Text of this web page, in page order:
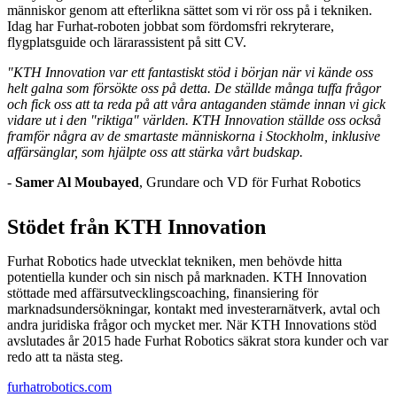
människor genom att efterlikna sättet som vi rör oss på i tekniken.
Idag har Furhat-roboten jobbat som fördomsfri rekryterare,
flygplatsguide och lärarassistent på sitt CV.
"KTH Innovation var ett fantastiskt stöd i början när vi kände oss
helt galna som försökte oss på detta. De ställde många tuffa frågor
och fick oss att ta reda på att våra antaganden stämde innan vi gick
vidare ut i den "riktiga" världen. KTH Innovation ställde oss också
framför några av de smartaste människorna i Stockholm, inklusive
affärsänglar, som hjälpte oss att stärka vårt budskap.
- Samer Al Moubayed, Grundare och VD för Furhat Robotics
Stödet från KTH Innovation
Furhat Robotics hade utvecklat tekniken, men behövde hitta
potentiella kunder och sin nisch på marknaden. KTH Innovation
stöttade med affärsutvecklingscoaching, finansiering för
marknadsundersökningar, kontakt med investerarnätverk, avtal och
andra juridiska frågor och mycket mer. När KTH Innovations stöd
avslutades år 2015 hade Furhat Robotics säkrat stora kunder och var
redo att ta nästa steg.
furhatrobotics.com